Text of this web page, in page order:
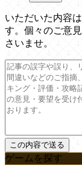
いただいた内容
す。個々のご意
さいませ。
ゲームを探す